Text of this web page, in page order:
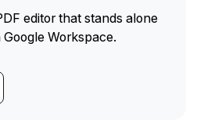
editor that stands alone
Workspace.